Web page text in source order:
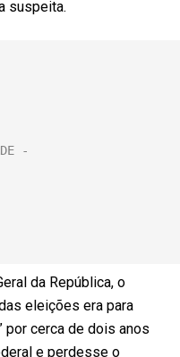
suspeita.
da República, o
eleições era para
por cerca de dois anos
e perdesse o